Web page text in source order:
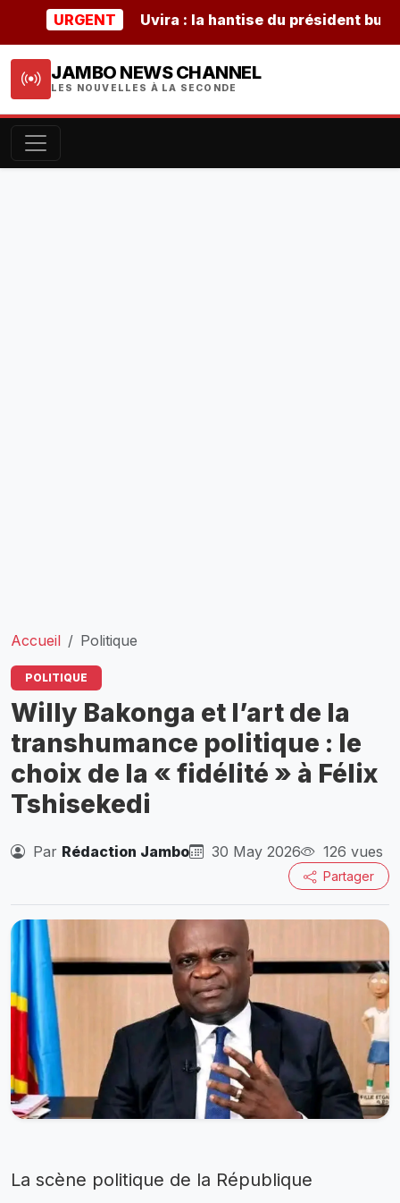
URGENT Uvira : la hantise du président
JAMBO NEWS CHANNEL
LES NOUVELLES À LA SECONDE
Accueil Politique
POLITIQUE
Willy Bakonga et l’art de la
transhumance politique : le
choix de la « fidélité » à Félix
Tshisekedi
Par Rédaction Jambo 30 May 2026 126 vues
Partager
La scène politique de la République